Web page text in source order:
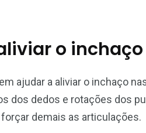
o
ajudar a aliviar o inchaço
dos dedos e rotações dos
demais as articulações.